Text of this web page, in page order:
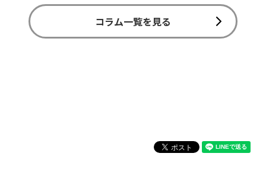
コラム一覧を見る